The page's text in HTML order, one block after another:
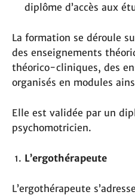
diplôme d’accès aux
La formation se déroule
des enseignements
théorico-cliniques, des
organisés en modules
Elle est validée par un
psychomotricien.
L’ergothérapeute
L’ergothérapeute